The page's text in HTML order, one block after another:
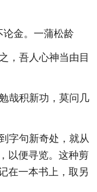
金。一蒲松龄
，吾人心神当由目
哉积新功，莫问几
字句新奇处，就从
以便寻览。这种剪
在一本书上，取另